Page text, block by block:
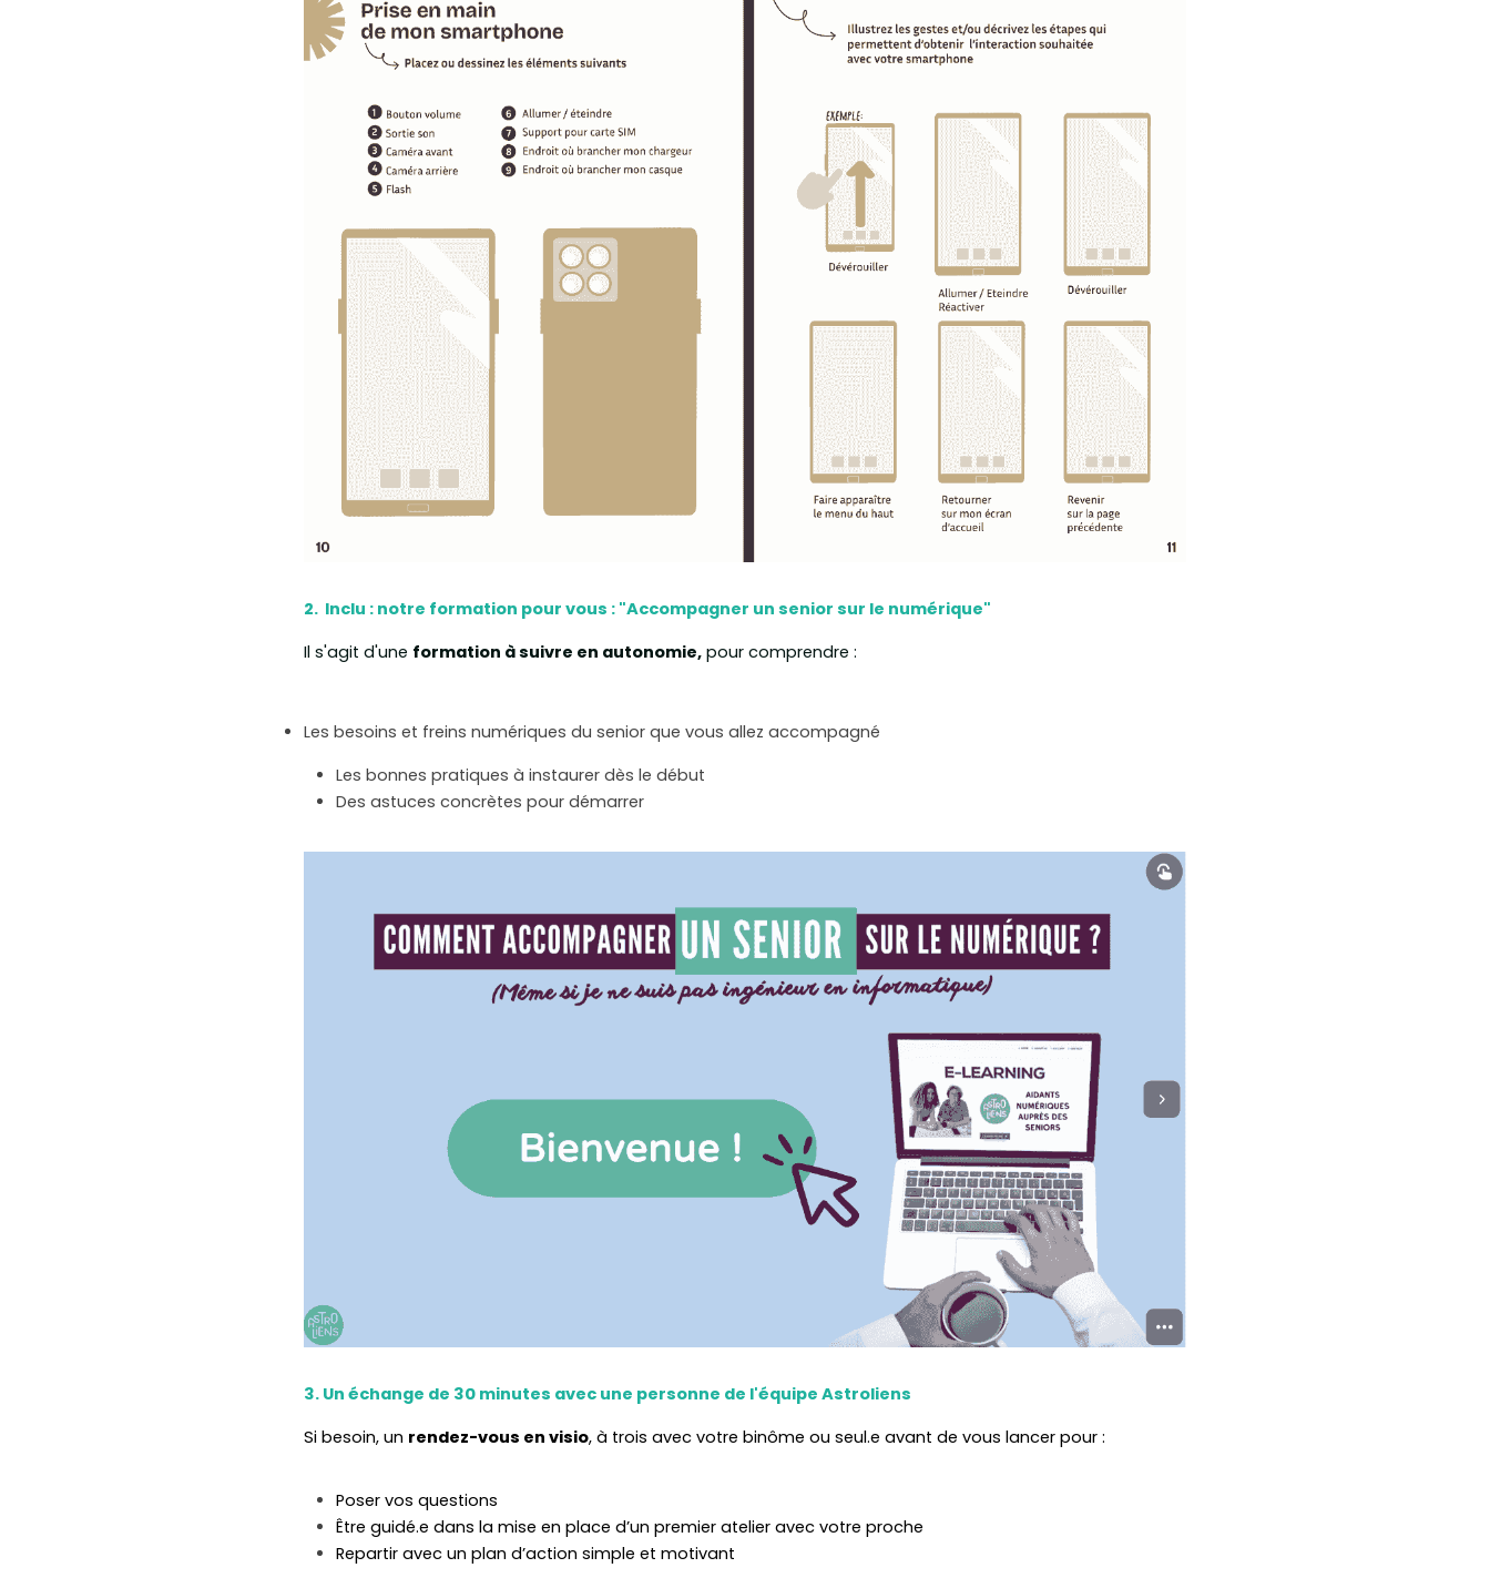
2.  Inclu : notre formation pour vous : "Accompagner un senior sur le numérique"
Il s'agit d'une formation à suivre en autonomie, pour comprendre :
Les besoins et freins numériques du senior que vous allez accompagné
Les bonnes pratiques à instaurer dès le début
Des astuces concrètes pour démarrer
3. Un échange de 30 minutes avec une personne de l'équipe Astroliens
Si besoin, un rendez-vous en visio, à trois avec votre binôme ou seul.e avant de vous lancer pour :
Poser vos questions
Être guidé.e dans la mise en place d’un premier atelier avec votre proche
Repartir avec un plan d’action simple et motivant